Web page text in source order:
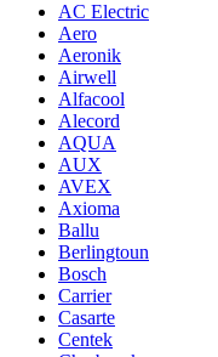
AC Electric
Aero
Aeronik
Airwell
Alfacool
Alecord
AQUA
AUX
AVEX
Axioma
Ballu
Berlingtoun
Bosch
Carrier
Casarte
Centek